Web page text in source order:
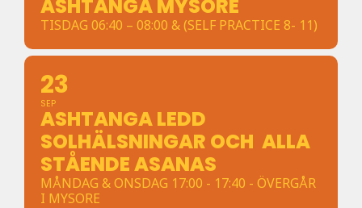
ASHTANGA MYSORE
TISDAG 06:40 – 08:00 & (SELF PRACTICE 8- 11)
23
SEP
ASHTANGA LEDD
SOLHÄLSNINGAR OCH ALLA
STÅENDE ASANAS
MÅNDAG & ONSDAG 17:00 - 17:40 - ÖVERGÅR
I MYSORE